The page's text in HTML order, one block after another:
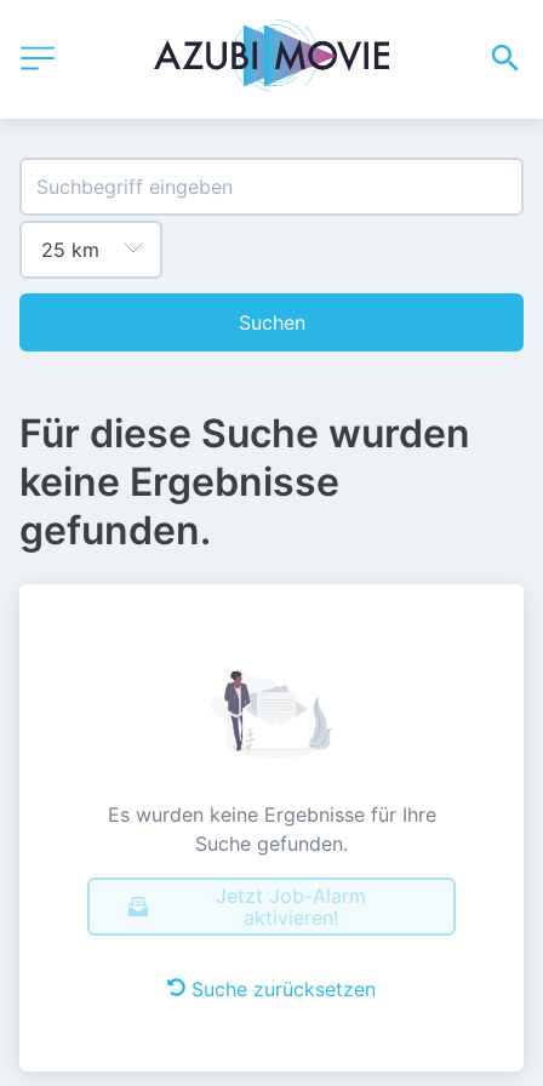
Suchen
Für diese Suche wurden
keine Ergebnisse
gefunden.
Es wurden keine Ergebnisse für Ihre
Suche gefunden.
Jetzt Job-Alarm
aktivieren!
Suche zurücksetzen